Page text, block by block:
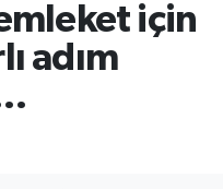
için
adım
Fikstür